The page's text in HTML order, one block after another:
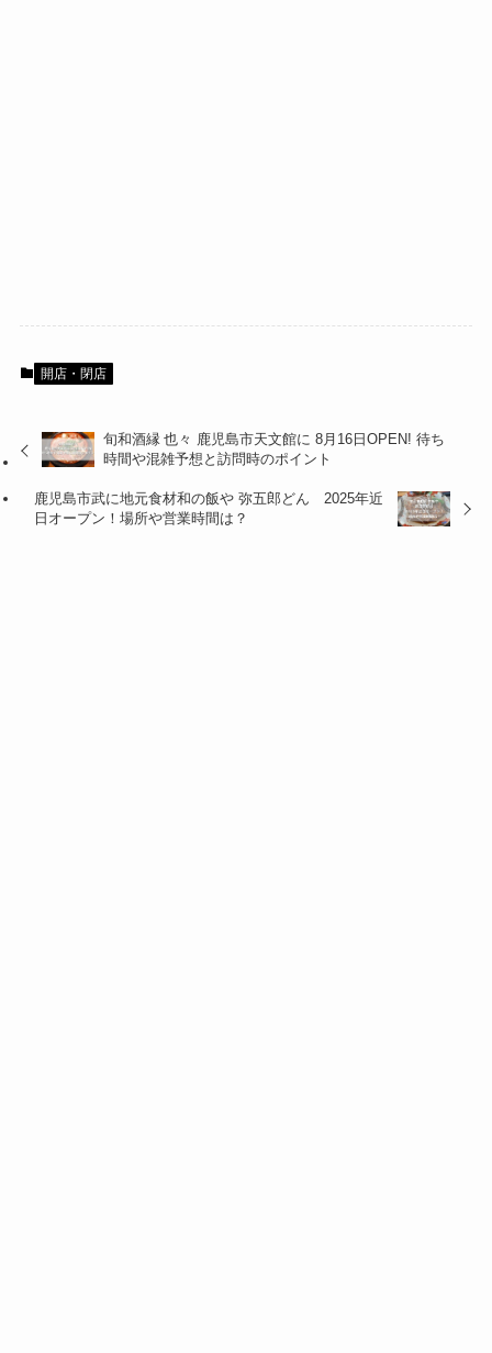
開店・閉店
旬和酒縁 也々 鹿児島市天文館に 8月16日OPEN! 待ち
時間や混雑予想と訪問時のポイント
鹿児島市武に地元食材和の飯や 弥五郎どん 2025年近
日オープン！場所や営業時間は？